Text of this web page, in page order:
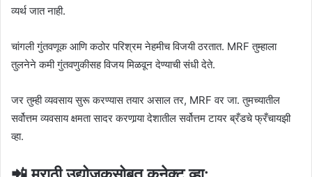
व्यर्थ जात नाही.
चांगली गुंतवणूक आणि कठोर परिश्रम नेहमीच विजयी ठरतात. MRF तुम्हाला
तुलनेने कमी गुंतवणुकीसह विजय मिळवून देण्याची संधी देते.
जर तुम्ही व्यवसाय सुरू करण्यास तयार असाल तर, MRF वर जा. तुमच्यातील
सर्वोत्तम व्यवसाय क्षमता सादर करणार्‍या देशातील सर्वोत्तम टायर ब्रँडचे फ्रँचायझी
व्हा.